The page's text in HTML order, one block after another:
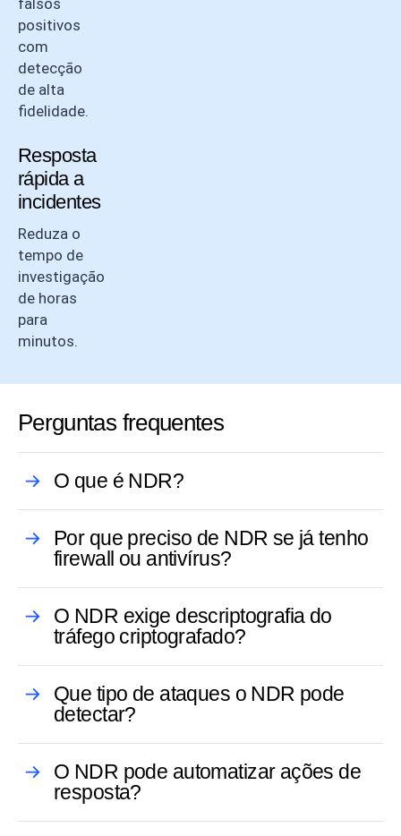
positivos
com
detecção
de alta
fidelidade.
Resposta
rápida a
incidentes
Reduza o
tempo de
investigação
de horas
para
minutos.
Perguntas frequentes
O que é NDR?
Por que preciso de NDR se já tenho
firewall ou antivírus?
O NDR exige descriptografia do
tráfego criptografado?
Que tipo de ataques o NDR pode
detectar?
O NDR pode automatizar ações de
resposta?